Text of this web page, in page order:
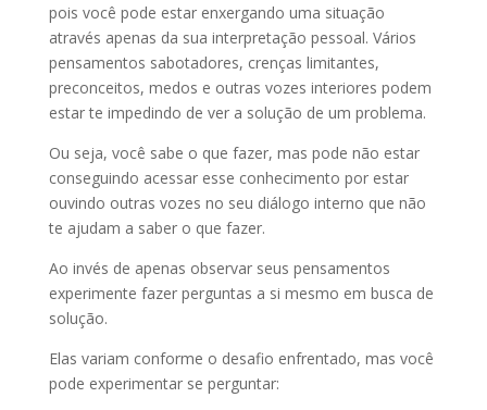
pois você pode estar enxergando uma situação
através apenas da sua interpretação pessoal. Vários
pensamentos sabotadores, crenças limitantes,
preconceitos, medos e outras vozes interiores podem
estar te impedindo de ver a solução de um problema.
Ou seja, você sabe o que fazer, mas pode não estar
conseguindo acessar esse conhecimento por estar
ouvindo outras vozes no seu diálogo interno que não
te ajudam a saber o que fazer.
Ao invés de apenas observar seus pensamentos
experimente fazer perguntas a si mesmo em busca de
solução.
Elas variam conforme o desafio enfrentado, mas você
pode experimentar se perguntar: